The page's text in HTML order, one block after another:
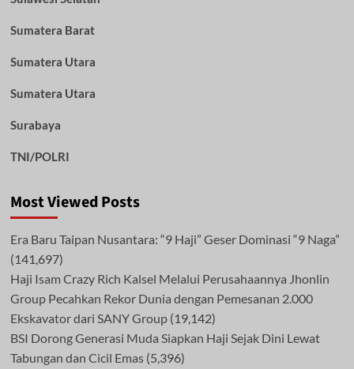
Sumatera Barat
Sumatera Utara
Sumatera Utara
Surabaya
TNI/POLRI
Most Viewed Posts
Era Baru Taipan Nusantara: “9 Haji” Geser Dominasi “9 Naga”
(141,697)
Haji Isam Crazy Rich Kalsel Melalui Perusahaannya Jhonlin
Group Pecahkan Rekor Dunia dengan Pemesanan 2.000
Ekskavator dari SANY Group (19,142)
BSI Dorong Generasi Muda Siapkan Haji Sejak Dini Lewat
Tabungan dan Cicil Emas (5,396)